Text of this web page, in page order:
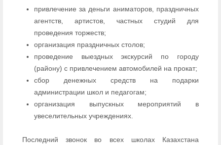
привлечение за деньги аниматоров, праздничных
агентств, артистов, частных студий для
проведения торжеств;
организация праздничных столов;
проведение выездных экскурсий по городу
(району) с привлечением автомобилей на прокат;
сбор денежных средств на подарки
администрации школ и педагогам;
организация выпускных мероприятий в
увеселительных учреждениях.
Последний звонок во всех школах Казахстана